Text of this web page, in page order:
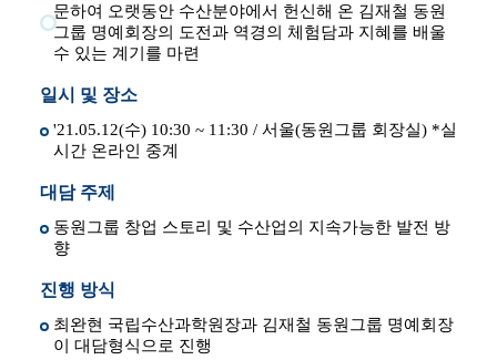
문하여 오랫동안 수산분야에서 헌신해 온 김재철 동원
그룹 명예회장의 도전과 역경의 체험담과 지혜를 배울
수 있는 계기를 마련
일시 및 장소
'21.05.12(수) 10:30 ~ 11:30 / 서울(동원그룹 회장실) *실
시간 온라인 중계
대담 주제
동원그룹 창업 스토리 및 수산업의 지속가능한 발전 방
향
진행 방식
최완현 국립수산과학원장과 김재철 동원그룹 명예회장
이 대담형식으로 진행